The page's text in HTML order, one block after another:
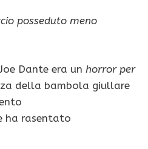
posseduto meno
Dante era un horror per
della bambola giullare
ha rasentato